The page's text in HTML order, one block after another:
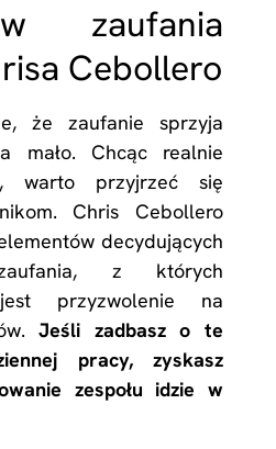
zaufania
Cebollero
że zaufanie sprzyja
mało. Chcąc realnie
warto przyjrzeć się
Chris Cebollero
decydujących
z których
jest przyzwolenie na
Jeśli zadbasz o te
pracy, zyskasz
zespołu idzie w